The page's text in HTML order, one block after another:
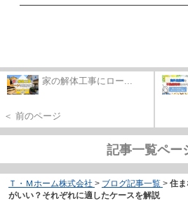
家の解体工事にロー...
＜ 前のページ
記事一覧ペー
Ｔ・Ｍホーム株式会社 > ブログ記事一覧 > 住
がいい？それぞれに適したケースを解説